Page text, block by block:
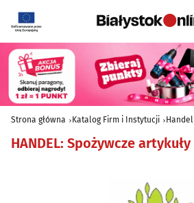
Strona główna Katalog Firm i Instytucji Handel
HANDEL: Spożywcze artykuły